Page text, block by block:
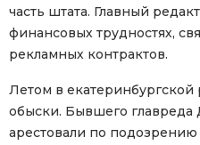
часть штата. Главный
финансовых трудностях,
рекламных контрактов.
Летом в
обыски. Бывшего главреда
арестовали по подозрению